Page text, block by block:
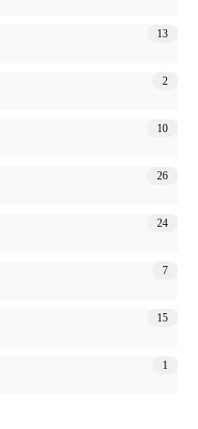
13
2
10
26
24
7
15
1